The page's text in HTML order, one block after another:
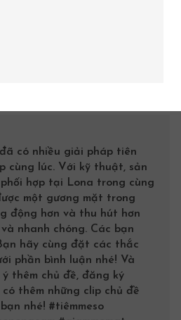
đã có nhiều giải pháp tiên
cùng lúc. Với kỹ thuật, sản
hợp tại Lona trong cùng
một gương mặt trong
động hơn và thu hút hơn
nhanh chóng. Các bạn
hãy cùng đặt các thắc
phần bình luận nhé! Và
thêm chủ đề, đăng ký
thêm những clip chủ đề
nhé! #tiêmmeso